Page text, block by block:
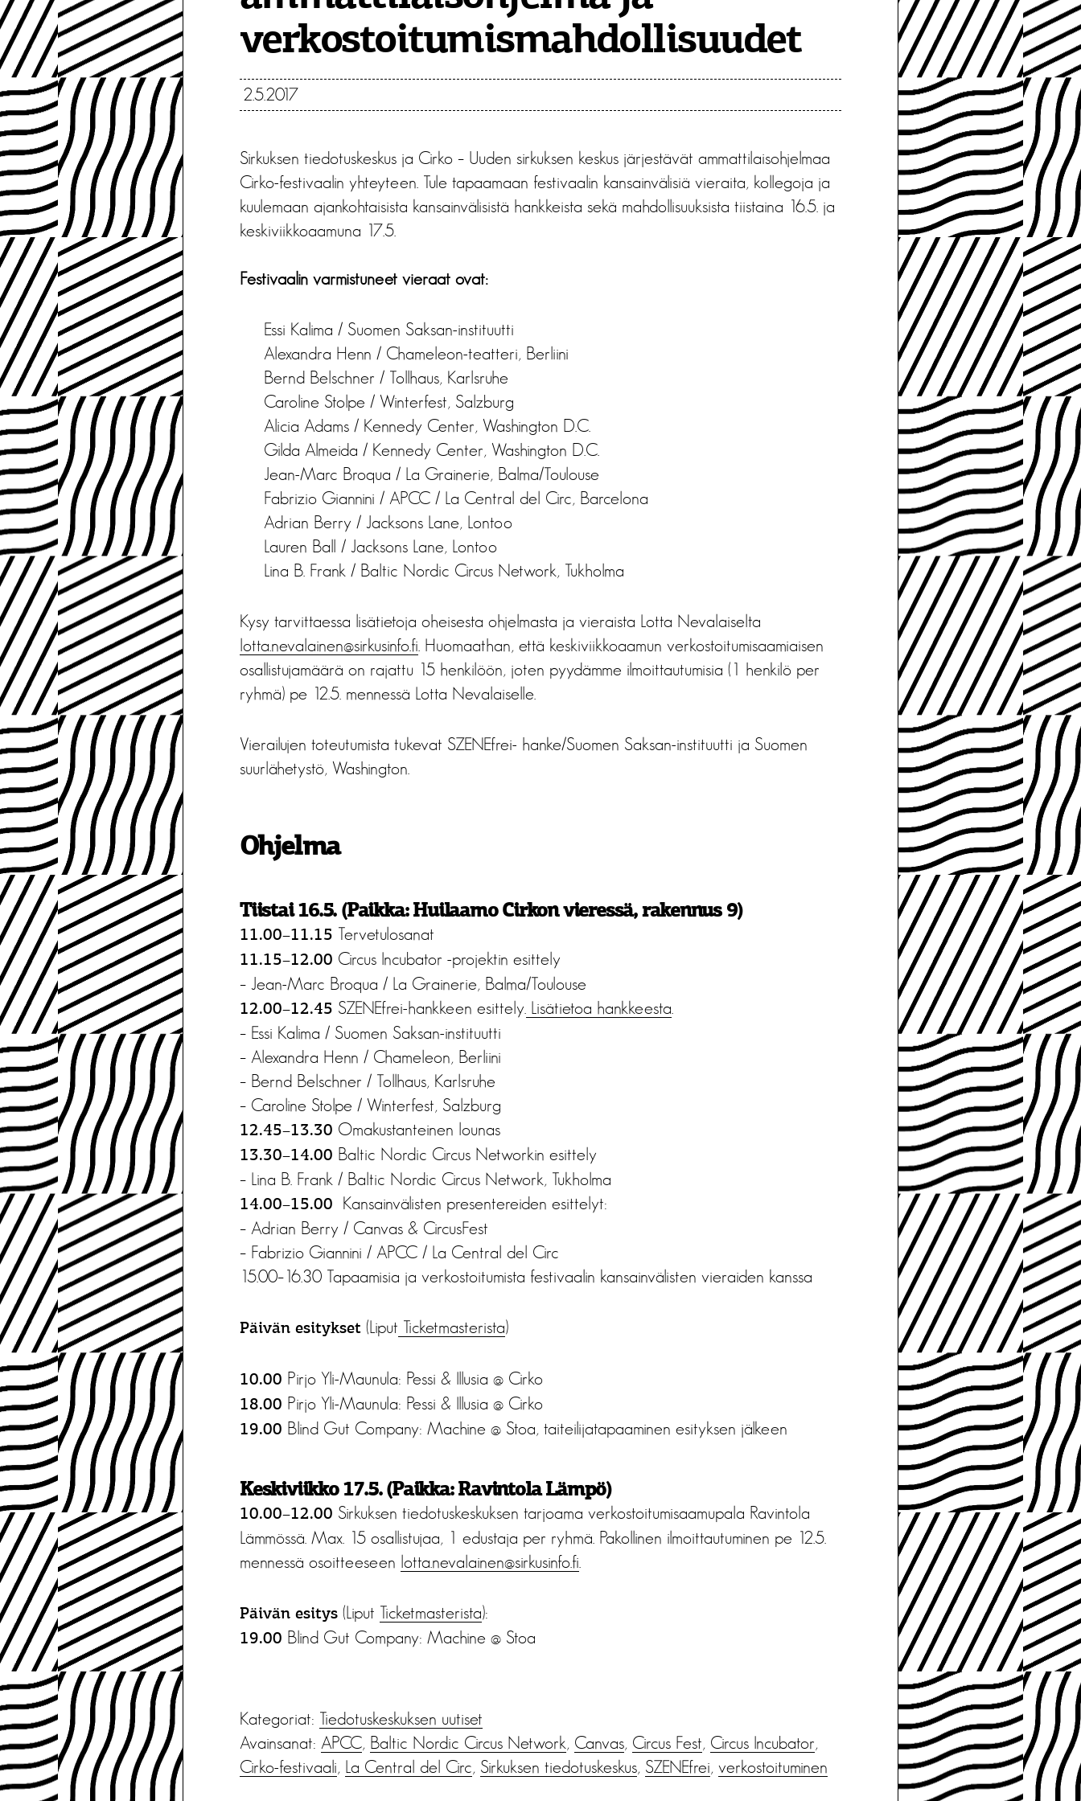
verkostoitumismahdollisuudet
2.5.2017
Sirkuksen tiedotuskeskus ja Cirko – Uuden sirkuksen keskus järjestävät ammattilaisohjelmaa
Cirko-festivaalin yhteyteen. Tule tapaamaan festivaalin kansainvälisiä vieraita, kollegoja ja
kuulemaan ajankohtaisista kansainvälisistä hankkeista sekä mahdollisuuksista tiistaina 16.5. ja
keskiviikkoaamuna 17.5.
Festivaalin varmistuneet vieraat ovat:
Essi Kalima / Suomen Saksan-instituutti
Alexandra Henn / Chameleon-teatteri, Berliini
Bernd Belschner / Tollhaus, Karlsruhe
Caroline Stolpe / Winterfest, Salzburg
Alicia Adams / Kennedy Center, Washington D.C.
Gilda Almeida / Kennedy Center, Washington D.C.
Jean-Marc Broqua / La Grainerie, Balma/Toulouse
Fabrizio Giannini / APCC / La Central del Circ, Barcelona
Adrian Berry / Jacksons Lane, Lontoo
Lauren Ball / Jacksons Lane, Lontoo
Lina B. Frank / Baltic Nordic Circus Network, Tukholma
Kysy tarvittaessa lisätietoja oheisesta ohjelmasta ja vieraista Lotta Nevalaiselta
lotta.nevalainen@sirkusinfo.fi . Huomaathan, että keskiviikkoaamun verkostoitumisaamiaisen
osallistujamäärä on rajattu 15 henkilöön, joten pyydämme ilmoittautumisia (1 henkilö per
ryhmä) pe 12.5. mennessä Lotta Nevalaiselle.
Vierailujen toteutumista tukevat SZENEfrei- hanke/Suomen Saksan-instituutti ja Suomen
suurlähetystö, Washington.
Ohjelma
Tiistai 16.5. (Paikka: Huilaamo Cirkon vieressä, rakennus 9)
11.00–11.15 Tervetulosanat
11.15–12.00 Circus Incubator -projektin esittely
– Jean-Marc Broqua / La Grainerie, Balma/Toulouse
12.00–12.45 SZENEfrei-hankkeen esittely. Lisätietoa hankkeesta
– Essi Kalima / Suomen Saksan-instituutti
– Alexandra Henn / Chameleon, Berliini
– Bernd Belschner / Tollhaus, Karlsruhe
– Caroline Stolpe / Winterfest, Salzburg
12.45–13.30 Omakustanteinen lounas
13.30–14.00 Baltic Nordic Circus Networkin esittely
– Lina B. Frank / Baltic Nordic Circus Network, Tukholma
14.00–15.00 Kansainvälisten presentereiden esittelyt:
– Adrian Berry / Canvas & CircusFest
– Fabrizio Giannini / APCC / La Central del Circ
15.00–16.30 Tapaamisia ja verkostoitumista festivaalin kansainvälisten vieraiden kanssa
Päivän esitykset (Liput Ticketmasterista)
10.00 Pirjo Yli-Maunula: Pessi & Illusia @ Cirko
18.00 Pirjo Yli-Maunula: Pessi & Illusia @ Cirko
19.00 Blind Gut Company: Machine @ Stoa, taiteilijatapaaminen esityksen jälkeen
Keskiviikko 17.5. (Paikka: Ravintola Lämpö)
10.00–12.00 Sirkuksen tiedotuskeskuksen tarjoama verkostoitumisaamupala Ravintola
Lämmössä. Max. 15 osallistujaa, 1 edustaja per ryhmä. Pakollinen ilmoittautuminen pe 12.5.
mennessä osoitteeseen lotta.nevalainen@sirkusinfo.fi
Päivän esitys (Liput Ticketmasterista):
19.00 Blind Gut Company: Machine @ Stoa
Kategoriat: Tiedotus­keskuksen uutiset
Avainsanat: APCC, Baltic Nordic Circus Network, Canvas, Circus Fest, Circus Incubator,
Cirko-festivaali, La Central del Circ, Sirkuksen tiedotuskeskus, SZENEfrei, verkostoituminen